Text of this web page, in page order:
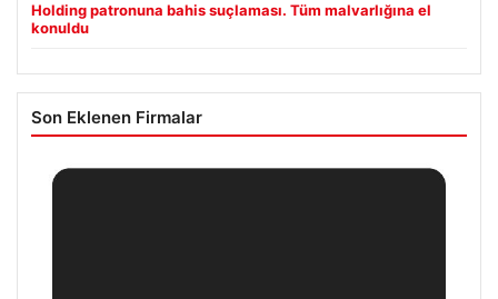
Holding patronuna bahis suçlaması. Tüm malvarlığına el
konuldu
Son Eklenen Firmalar